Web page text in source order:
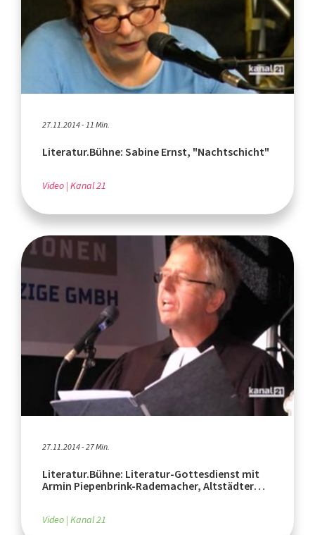
27.11.2014 - 11 Min.
Literatur.Bühne: Sabine Ernst, "Nachtschicht"
Video Kanal 21
27.11.2014 - 27 Min.
Literatur.Bühne: Literatur-Gottesdienst mit
Armin Piepenbrink-Rademacher, Altstädter
Video Kanal 21